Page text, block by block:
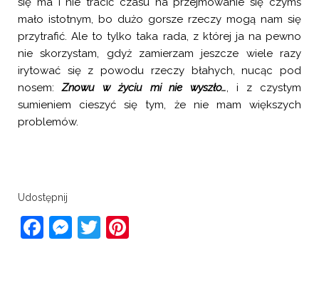
mało istotnym, bo dużo gorsze rzeczy mogą nam się
przytrafić. Ale to tylko taka rada, z której ja na pewno
nie skorzystam, gdyż zamierzam jeszcze wiele razy
irytować się z powodu rzeczy błahych, nucąc pod
nosem:Znowu w życiu mi nie wyszło…, i z czystym
sumieniem cieszyć się tym, że nie mam większych
problemów.
Udostępnij
Facebook
Messenger
Twitter